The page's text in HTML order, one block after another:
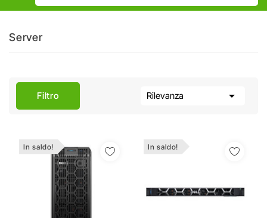
Server
Filtro Rilevanza 
In saldo! In saldo!